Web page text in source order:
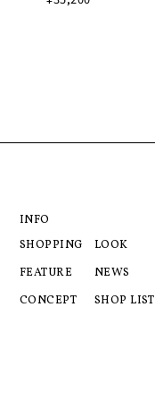
INFO
SHOPPING
FEATURE
CONCEPT
LOOK
NEWS
SHOP LIST